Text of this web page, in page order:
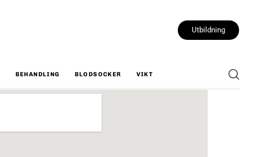
Utbildning
BEHANDLING BLODSOCKER VIKT